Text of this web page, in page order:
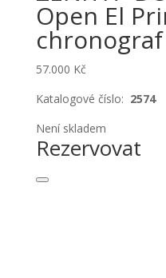
Open El
57.000 Kč
Katalogové číslo: 2574
Není skladem
Rezervovat